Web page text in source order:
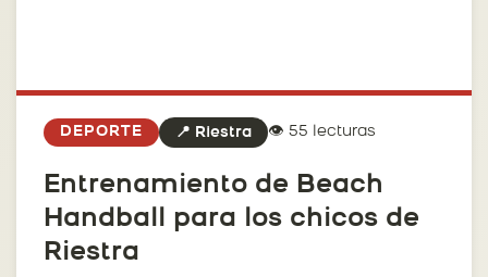
DEPORTE 📍 Riestra 👁️ 55 lecturas
Entrenamiento de Beach
Handball para los chicos de
Riestra